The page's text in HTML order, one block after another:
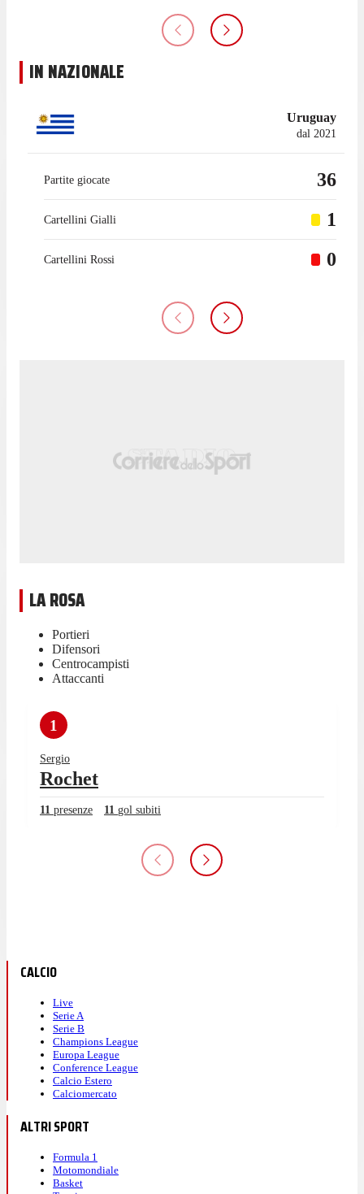
IN NAZIONALE
Uruguay
dal 2021
Partite giocate 36
Cartellini Gialli 1
Cartellini Rossi 0
LA ROSA
Portieri
Difensori
Centrocampisti
Attaccanti
1
Sergio
Rochet
11 presenze 11 gol subiti
CALCIO
Live
Serie A
Serie B
Champions League
Europa League
Conference League
Calcio Estero
Calciomercato
ALTRI SPORT
Formula 1
Motomondiale
Basket